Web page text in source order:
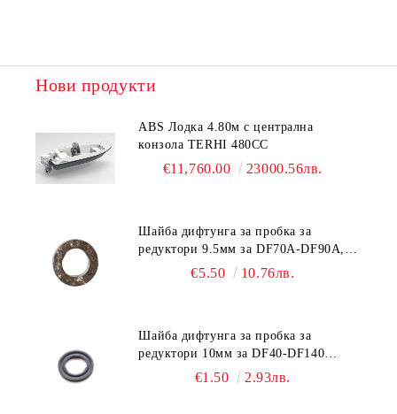
Нови продукти
ABS Лодка 4.80м с централна
конзола TERHI 480CC
€11,760.00 23000.56лв.
Шайба дифтунга за пробка за
редуктори 9.5мм за DF70A-DF90A,
DF150-DF350 Suzuki 09168-10038
€5.50 10.76лв.
Шайба дифтунга за пробка за
редуктори 10мм за DF40-DF140
Suzuki 09168-10022
€1.50 2.93лв.